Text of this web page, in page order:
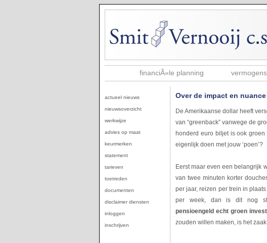
financiÃ«le planning
actueel nieuws
nieuwsoverzicht
werkwijze
advies op maat
keurmerken
statement
tarieven
toetreden
documenten
disclaimer diensten
inloggen
inschrijven
Over de impact en
De Amerikaanse dollar heeft
van “greenback” vanwege de
honderd euro biljet is ook groen
eigenlijk doen met jouw ‘poen’?
Eerst maar even een belangrijk
van twee minuten korter
per jaar, reizen per trein in
per week, dan is dit nog
pensioengeld echt groen
zouden willen maken, is het